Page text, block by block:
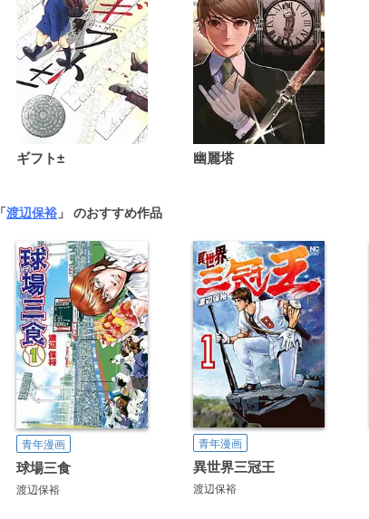
ギフト± 幽麗塔
「渡辺保裕 」 のおすすめ作品
青年漫画
球場三食
渡辺保裕
青年漫画
異世界三冠王
渡辺保裕